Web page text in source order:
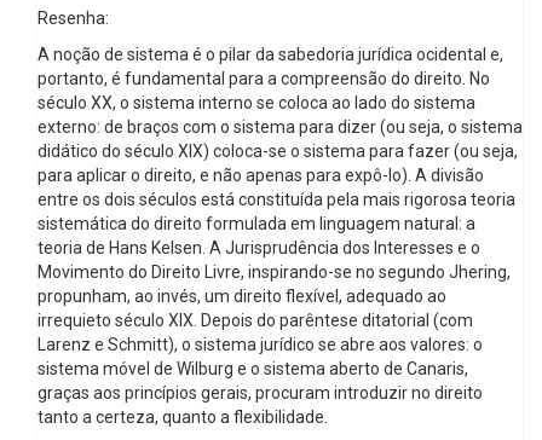
Resenha:
A noção de sistema é o pilar da sabedoria jurídica ocidental e,
portanto, é fundamental para a compreensão do direito. No
século XX, o sistema interno se coloca ao lado do sistema
externo: de braços com o sistema para dizer (ou seja, o sistema
didático do século XIX) coloca-se o sistema para fazer (ou seja,
para aplicar o direito, e não apenas para expô-lo). A divisão
entre os dois séculos está constituída pela mais rigorosa teoria
sistemática do direito formulada em linguagem natural: a
teoria de Hans Kelsen. A Jurisprudência dos Interesses e o
Movimento do Direito Livre, inspirando-se no segundo Jhering,
propunham, ao invés, um direito flexível, adequado ao
irrequieto século XIX. Depois do parêntese ditatorial (com
Larenz e Schmitt), o sistema jurídico se abre aos valores: o
sistema móvel de Wilburg e o sistema aberto de Canaris,
graças aos princípios gerais, procuram introduzir no direito
tanto a certeza, quanto a flexibilidade.